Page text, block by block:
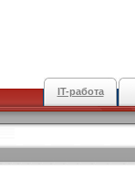
IT-работа